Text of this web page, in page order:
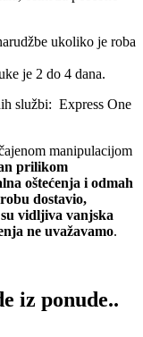
ukoliko je roba
je 2 do 4 dana.
službi: Express One
manipulacijom
prilikom
oštećenja i odmah
dostavio,
vidljiva vanjska
ne uvažavamo.
iz ponude..